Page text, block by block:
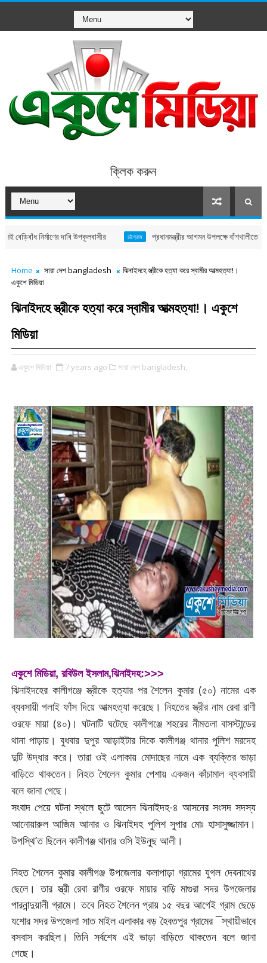
ক্লিক করুন
দাবি উপকূলবাসীর চট্টগ্রাম প্রধানমন্ত্রীর আগমন উপলক্ষে বাঁশখালীতে সকল
Home সারা দেশ bangladesh
ঝিনাইদহে স্ত্রীকে হত্যা করে স্বামীর আত্মহত্যা!।
একুশে মিডিয়া
ঝিনাইদহে স্ত্রীকে হত্যা করে স্বামীর আত্মহত্যা!। একুশে
মিডিয়া
একুশে মিডিয়া 7 years ago সারা দেশ bangladesh,
একুশে মিডিয়া, রবিউল ইসলাম,ঝিনাইদহ:>>>
ঝিনাইদহের কালীগঞ্জে স্ত্রীকে হত্যার পর শৈলেন কুমার (৫০) নামের এক
ব্যবসায়ী গলাই ফাঁস দিয়ে আত্মহত্যা করেছে। নিহতের স্ত্রীর নাম রেবা রাণী
ওরফে মায়া (৪০)। ঘটনাটি ঘটেছে কালীগঞ্জে শহরের নীমতলা বাসস্টান্ডের
থানা পাড়ায়। বুধবার দুপুর আড়াইটার দিকে কালীগঞ্জ থানার পুলিশ মরদেহ
দুটি উদ্ধার করে। তারা ওই এলাকায় মোদাছের নামে এক ব্যক্তির ভাড়া
বাড়িতে থাকতেন। নিহত শৈলেন কুমার পেশায় একজন কাঁচামাল ব্যবসায়ী
বলে জানা গেছে।
সংবাদ পেয়ে ঘটনা স্থলে ছুটে আসেন ঝিনাইদহ-৪ আসনের সংসদ সদস্য
আনোয়ারুল আজিম আনার ও ঝিনাইদহ পুলিশ সুপার মোঃ হাসাসুজ্জামান।
উপস্থি’ত ছিলেন কালীগঞ্জ থানার ওসি ইউনুছ আলী।
নিহত শৈলেন কুমার কালীগঞ্জ উপজেলার কলাপাড়া গ্রামের যুগল দেবনাথের
ছেলে। তার স্ত্রী রেবা রাণীর ওরফে মায়ার বাড়ি মাগুরা সদর উপজেলার
পারনান্দুয়ালী গ্রামে। তবে নিহত শৈলেন প্রায় ১৫ বছর আগেই গ্রাম ছেড়ে
যশোর সদর উপজেলা সাত মাইল এলাকার বড় হৈবতপুর গ্রামের ¯স্থায়ীভাবে
বসবাস করছিল। তিনি সর্বশেষ এই ভাড়া বাড়িতে থাকতেন বলে জানা
গেছে।